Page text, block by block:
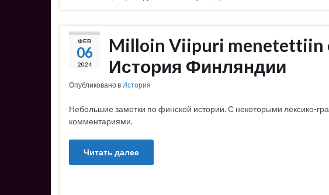
ФЕВ
06
2024
Milloin Viipuri menetettiin
История Финляндии
Опубликовано в История
Небольшие заметки по финской истории. С некоторыми лексико-
комментариями.
Читать далее